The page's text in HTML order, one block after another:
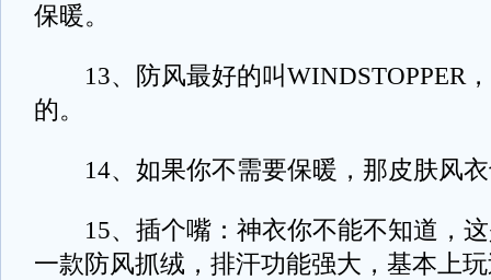
保暖。
13、防风最好的叫WINDSTOPPER，
的。
14、如果你不需要保暖，那皮肤风衣
15、插个嘴：神衣你不能不知道，这
一款防风抓绒，排汗功能强大，基本上